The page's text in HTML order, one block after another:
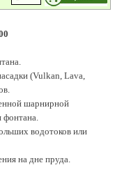
или ручьев.
пруда.
(Vulkan, Lava,
шарнирной
фонтана.
водотоков или
на дне пруда.